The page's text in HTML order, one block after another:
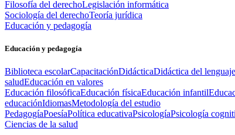
Filosofía del derechoLegislación informática
Sociología del derechoTeoría jurídica
Educación y pedagogía
Educación y pedagogía
Biblioteca escolarCapacitaciónDidácticaDidáctica del lenguaje
saludEducación en valores
Educación filosóficaEducación físicaEducación infantil
educaciónIdiomasMetodología del estudio
PedagogíaPoesíaPolítica educativaPsicologíaPsicología
Ciencias de la salud